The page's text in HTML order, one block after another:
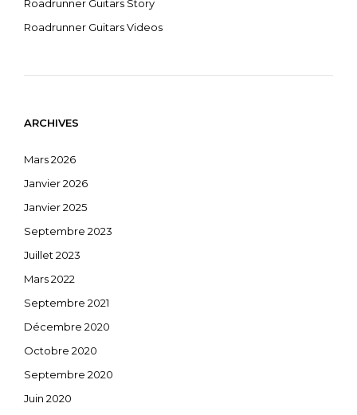
Roadrunner Guitars Story
Roadrunner Guitars Videos
ARCHIVES
Mars 2026
Janvier 2026
Janvier 2025
Septembre 2023
Juillet 2023
Mars 2022
Septembre 2021
Décembre 2020
Octobre 2020
Septembre 2020
Juin 2020